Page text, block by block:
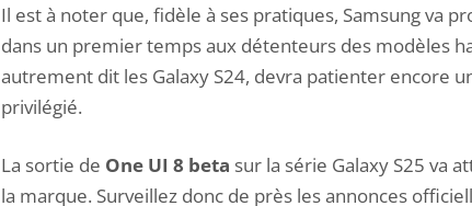
Il est à noter que, fidèle à ses pratiques, Samsung va
dans un premier temps aux détenteurs des modèles
autrement dit les Galaxy S24, devra patienter encore
privilégié.
La sortie de One UI 8 beta sur la série Galaxy S25 va
la marque. Surveillez donc de près les annonces